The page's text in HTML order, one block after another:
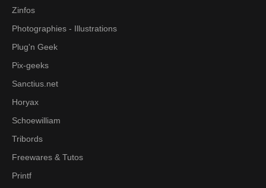
Zinfos
Photographies - Illustrations
Plug'n Geek
Pix-geeks
Sanctius.net
Horyax
Schoewilliam
Tribords
Freewares & Tutos
Printf